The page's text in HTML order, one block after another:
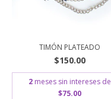
TIMÓN PLATEADO
$150.00
2 meses sin intereses de
$75.00